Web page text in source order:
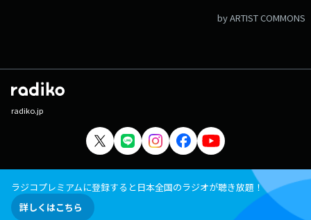
by ARTIST COMMONS
radiko.jp
ラジコプレミアムに登録すると日本全国のラジオが聴き放題！
詳しくはこちら